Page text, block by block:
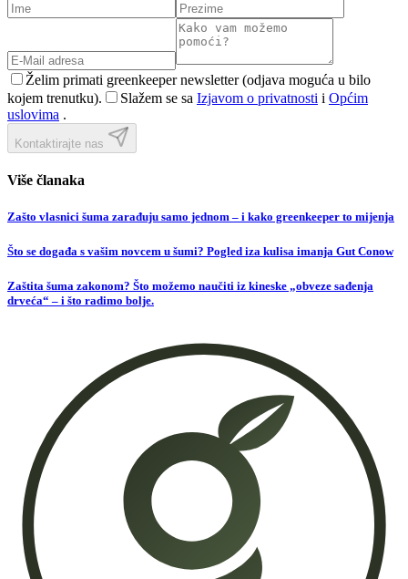
Želim primati greenkeeper newsletter (odjava moguća u bilo
kojem trenutku).
Slažem se sa Izjavom o privatnosti i Općim
uslovima .
Kontaktirajte nas
Više članaka
Zašto vlasnici šuma zarađuju samo jednom – i kako greenkeeper to mijenja
Što se događa s vašim novcem u šumi? Pogled iza kulisa imanja Gut Conow
Zaštita šuma zakonom? Što možemo naučiti iz kineske „obveze sađenja
drveća“ – i što radimo bolje.